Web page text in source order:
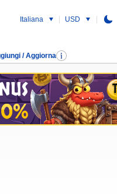
Italiana USD
/ Aggiorna